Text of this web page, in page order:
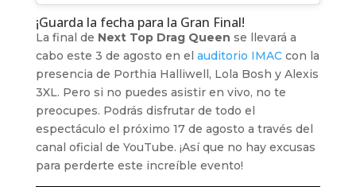
¡Guarda la fecha para la Gran Final!
La final de Next Top Drag Queen se llevará a
cabo este 3 de agosto en el auditorio IMACcon la
presencia de Porthia Halliwell, Lola Bosh y Alexis
3XL. Pero si no puedes asistir en vivo, no te
preocupes. Podrás disfrutar de todo el
espectáculo el próximo 17 de agosto a través del
canal oficial de YouTube. ¡Así que no hay excusas
para perderte este increíble evento!